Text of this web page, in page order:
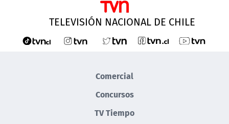
TELEVISIÓN NACIONAL DE CHILE
Comercial
Concursos
TV Tiempo